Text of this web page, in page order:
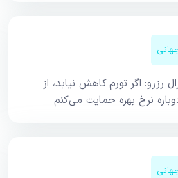
رزرو: اگر تورم کاهش نیابد، از
نرخ بهره حمایت می‌کنم